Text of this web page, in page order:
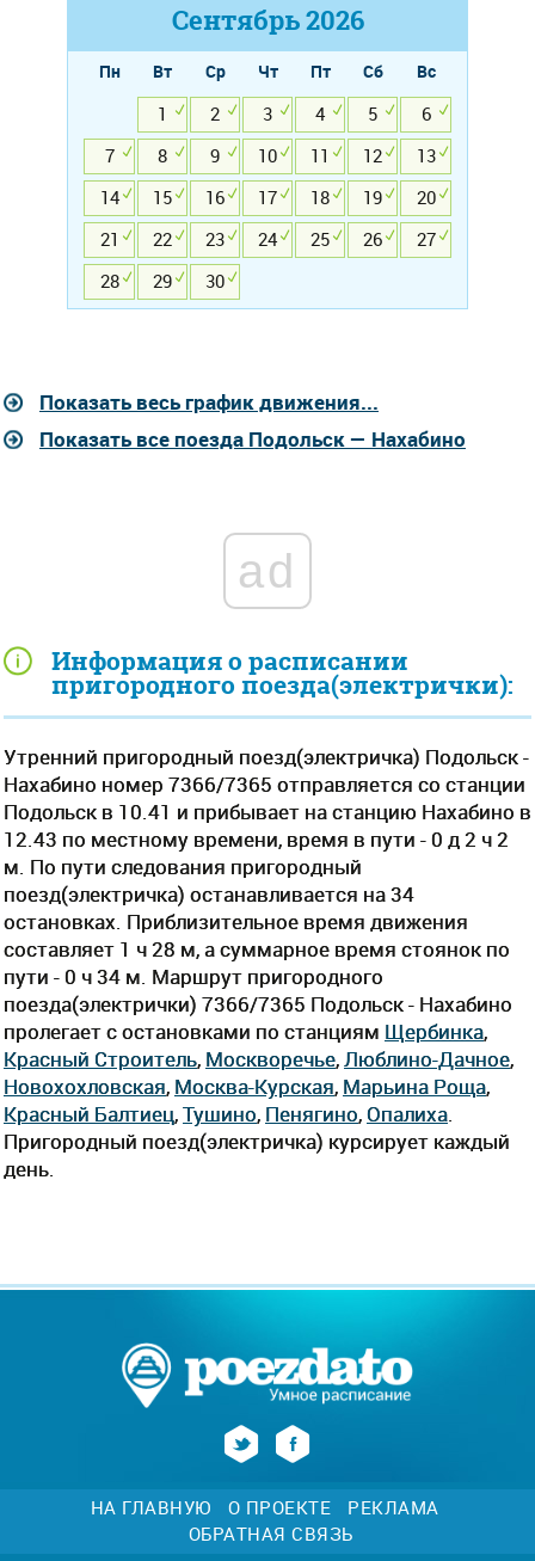
Информация о расписании
пригородного поезда(электрички):
Утренний пригородный поезд(электричка) Подольск -
Нахабино номер 7366/7365 отправляется со станции
Подольск в 10.41 и прибывает на станцию Нахабино в
12.43 по местному времени, время в пути - 0 д 2 ч 2
м. По пути следования пригородный
поезд(электричка) останавливается на 34
остановках. Приблизительное время движения
составляет 1 ч 28 м, а суммарное время стоянок по
пути - 0 ч 34 м. Маршрут пригородного
поезда(электрички) 7366/7365 Подольск - Нахабино
пролегает c остановками по станциям Щербинка,
Красный Строитель, Москворечье, Люблино-Дачное,
Новохохловская, Москва-Курская, Марьина Роща,
Красный Балтиец,Тушино, Пенягино,Опалиха
Пригородный поезд(электричка) курсирует каждый
день.
Сентябрь2026
Пн Вт Ср Чт Пт Сб
Вс
1
2 3 4 5
6
7
8 9 10 11 12
13
14
15 16 17 18 19
20
21
22 23 24 25 26
27
28
29 30
Показать весь график движения...
Показать все поезда Подольск — Нахабино
ad
НА ГЛАВНУЮ О ПРОЕКТЕ
РЕКЛАМА
ОБРАТНАЯ СВЯЗЬ